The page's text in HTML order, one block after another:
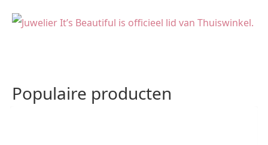
Populaire producten